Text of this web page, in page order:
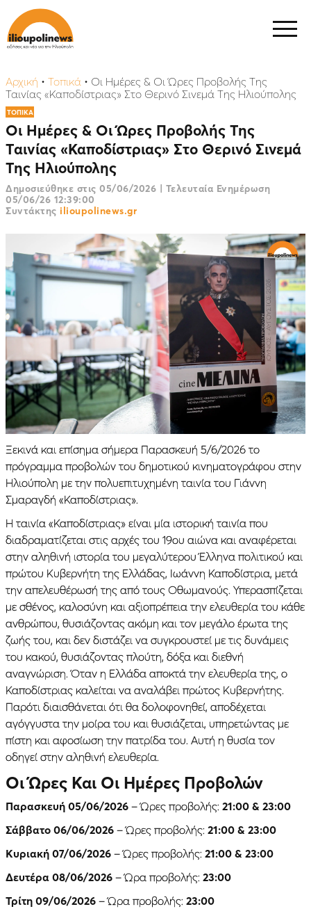
Αρχική • Τοπικά • Οι Ημέρες & Οι Ώρες Προβολής Της
Ταινίας «Καποδίστριας» Στο Θερινό Σινεμά Της Ηλιούπολης
ΤΟΠΙΚΑ
Οι Ημέρες & Οι Ώρες Προβολής Της
Ταινίας «Καποδίστριας» Στο Θερινό Σινεμά
Της Ηλιούπολης
Δημοσιεύθηκε στις 05/06/2026 | Τελευταία Ενημέρωση
05/06/26 12:39:00
Συντάκτης ilioupolinews.gr
Ξεκινά και επίσημα σήμερα Παρασκευή 5/6/2026 το
πρόγραμμα προβολών του δημοτικού κινηματογράφου στην
Ηλιούπολη με την πολυεπιτυχημένη ταινία του Γιάννη
Σμαραγδή «Καποδίστριας».
Η ταινία «Καποδίστριας» είναι μία ιστορική ταινία που
διαδραματίζεται στις αρχές του 19ου αιώνα και αναφέρεται
στην αληθινή ιστορία του μεγαλύτερου Έλληνα πολιτικού και
πρώτου Κυβερνήτη της Ελλάδας, Ιωάννη Καποδίστρια, μετά
την απελευθέρωσή της από τους Οθωμανούς. Υπερασπίζεται
με σθένος, καλοσύνη και αξιοπρέπεια την ελευθερία του κάθε
ανθρώπου, θυσιάζοντας ακόμη και τον μεγάλο έρωτα της
ζωής του, και δεν διστάζει να συγκρουστεί με τις δυνάμεις
του κακού, θυσιάζοντας πλούτη, δόξα και διεθνή
αναγνώριση. Όταν η Ελλάδα αποκτά την ελευθερία της, ο
Καποδίστριας καλείται να αναλάβει πρώτος Κυβερνήτης.
Παρότι διαισθάνεται ότι θα δολοφονηθεί, αποδέχεται
αγόγγυστα την μοίρα του και θυσιάζεται, υπηρετώντας με
πίστη και αφοσίωση την πατρίδα του. Αυτή η θυσία τον
οδηγεί στην αληθινή ελευθερία.
Οι Ώρες Και Οι Ημέρες Προβολών
Παρασκευή 05/06/2026 – Ώρες προβολής: 21:00 & 23:00
Σάββατο 06/06/2026 – Ώρες προβολής: 21:00 & 23:00
Κυριακή 07/06/2026 – Ώρες προβολής: 21:00 & 23:00
Δευτέρα 08/06/2026 – Ώρα προβολής: 23:00
Τρίτη 09/06/2026 – Ώρα προβολής: 23:00